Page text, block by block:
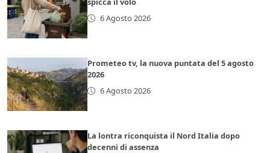
6 Agosto 2026
Prometeo tv, la nuova puntata del 5 agosto
2026
6 Agosto 2026
La lontra riconquista il Nord Italia dopo
decenni di assenza